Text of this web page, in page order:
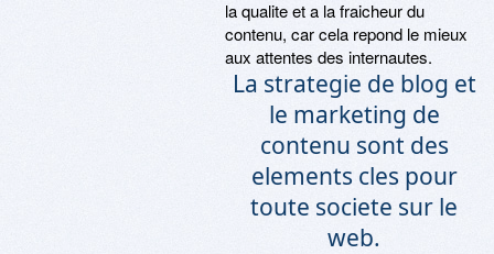
la qualite et a la fraicheur du
contenu, car cela repond le mieux
aux attentes des internautes.
La strategie de blog et
le marketing de
contenu sont des
elements cles pour
toute societe sur le
web.